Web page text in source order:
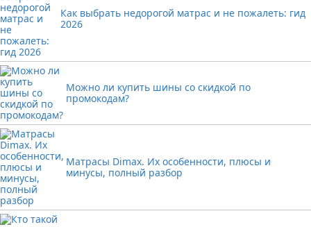
Как выбрать недорогой матрас и не пожалеть: гид
2026
Можно ли купить шины со скидкой по
промокодам?
Матрасы Dimax. Их особенности, плюсы и
минусы, полный разбор